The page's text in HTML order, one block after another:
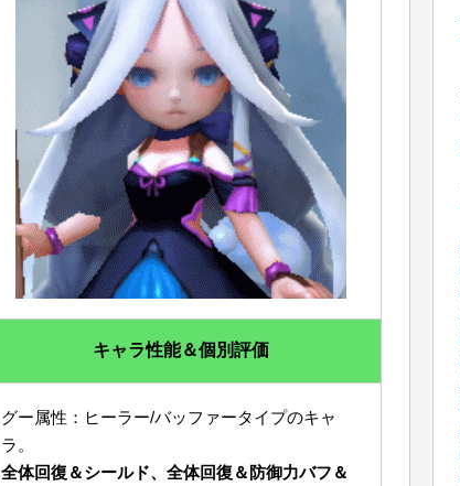
キャラ性能＆個別評価
グー属性：ヒーラー/バッファータイプのキャ
ラ。
全体回復＆シールド、全体回復＆防御力バフ＆